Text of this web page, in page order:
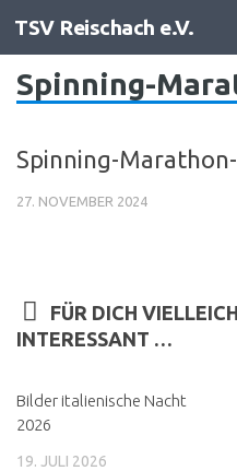
Zum Inhalt springen
TSV Reischach e.V.
Spinning-
Spinning-
27. NOVEMBER 2024
FÜR DICH
INTERESSANT …
Bilder italienische Nacht
2026
19. JULI 2026